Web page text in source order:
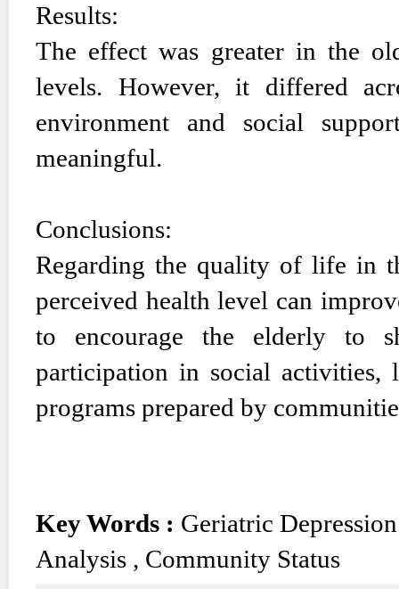
Results:
The effect was greater in the
levels. However, it differed
environment and social
meaningful.
Conclusions:
Regarding the quality of life in
perceived health level can
to encourage the elderly to
participation in social activities,
programs prepared by
Key Words : Geriatric
Analysis , Community Status